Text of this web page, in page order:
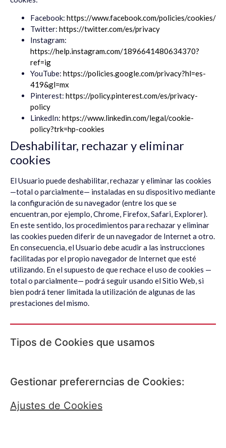
Facebook: https://www.facebook.com/policies/cookies/
Twitter: https://twitter.com/es/privacy
Instagram:
https://help.instagram.com/1896641480634370?
ref=ig
YouTube: https://policies.google.com/privacy?hl=es-
419&gl=mx
Pinterest: https://policy.pinterest.com/es/privacy-
policy
LinkedIn: https://www.linkedin.com/legal/cookie-
policy?trk=hp-cookies
Deshabilitar, rechazar y eliminar
cookies
El Usuario puede deshabilitar, rechazar y eliminar las cookies
—total o parcialmente— instaladas en su dispositivo mediante
la configuración de su navegador (entre los que se
encuentran, por ejemplo, Chrome, Firefox, Safari, Explorer).
En este sentido, los procedimientos para rechazar y eliminar
las cookies pueden diferir de un navegador de Internet a otro.
En consecuencia, el Usuario debe acudir a las instrucciones
facilitadas por el propio navegador de Internet que esté
utilizando. En el supuesto de que rechace el uso de cookies —
total o parcialmente— podrá seguir usando el Sitio Web, si
bien podrá tener limitada la utilización de algunas de las
prestaciones del mismo.
Tipos de Cookies que usamos
Gestionar prefererncias de Cookies:
Ajustes de Cookies